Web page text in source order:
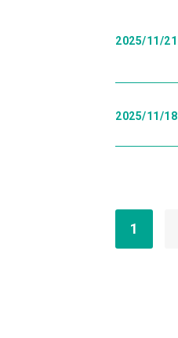
2025/11/21
2025/11/18
1